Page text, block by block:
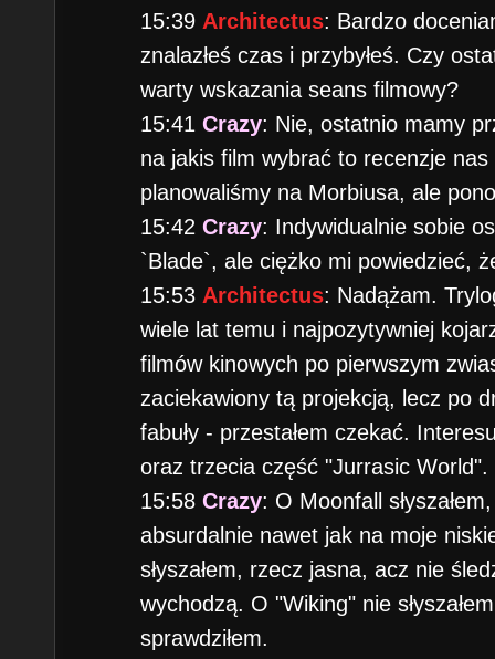
15:39 Architectus: Bardzo
znalazłeś czas i przybyłeś. Czy
warty wskazania seans filmowy?
15:41Crazy: Nie, ostatnio mamy
na jakis film wybrać to recenzje
planowaliśmy na Morbiusa, ale
15:42Crazy: Indywidualnie sobie
`Blade`, ale ciężko mi powiedzieć,
15:53 Architectus: Nadążam.
wiele lat temu i najpozytywniej
filmów kinowych po pierwszym
zaciekawiony tą projekcją, lecz po
fabuły - przestałem czekać.
oraz trzecia część "Jurrasic World".
15:58Crazy: O Moonfall
absurdalnie nawet jak na moje
słyszałem, rzecz jasna, acz nie
wychodzą. O "Wiking" nie
sprawdziłem.